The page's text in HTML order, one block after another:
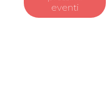
eventi